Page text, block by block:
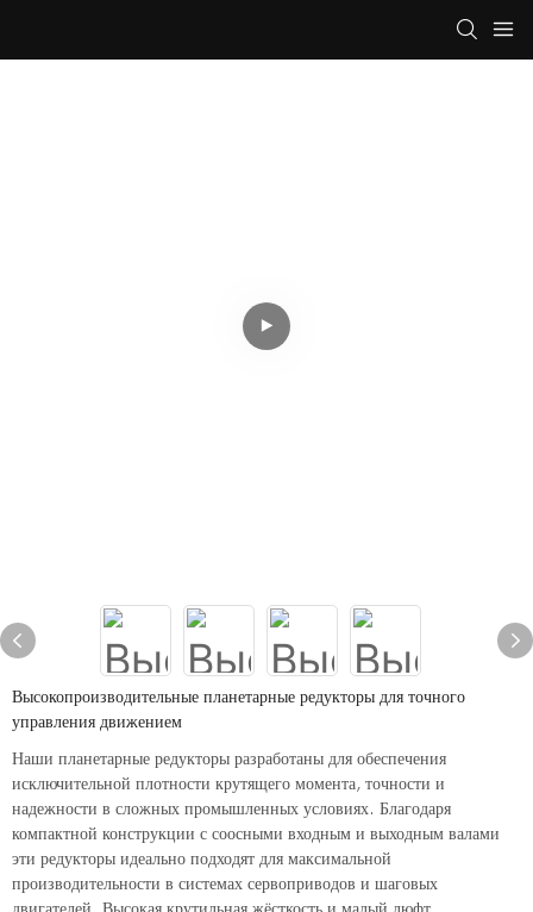
Высокопроизводительные планетарные редукторы для точного
управления движением
Наши планетарные редукторы разработаны для обеспечения
исключительной плотности крутящего момента, точности и
надежности в сложных промышленных условиях. Благодаря
компактной конструкции с соосными входным и выходным валами
эти редукторы идеально подходят для максимальной
производительности в системах сервоприводов и шаговых